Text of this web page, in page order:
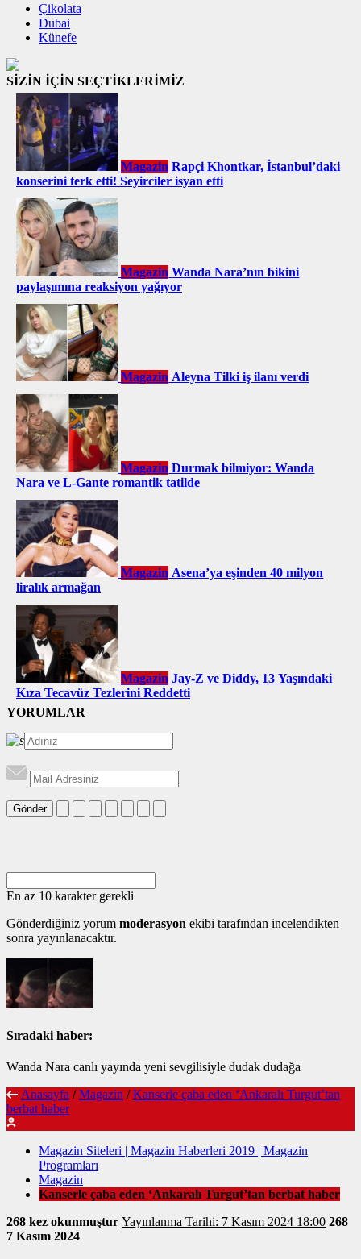
Çikolata
Dubai
Künefe
SİZİN İÇİN SEÇTİKLERİMİZ
Magazin Rapçi Khontkar, İstanbul’daki
konserini terk etti! Seyirciler isyan etti
Magazin Wanda Nara’nın bikini
paylaşımına reaksiyon yağıyor
Magazin Aleyna Tilki iş ilanı verdi
Magazin Durmak bilmiyor: Wanda
Nara ve L-Gante romantik tatilde
Magazin Asena’ya eşinden 40 milyon
liralık armağan
Magazin Jay-Z ve Diddy, 13 Yaşındaki
Kıza Tecavüz Tezlerini Reddetti
YORUMLAR
Gönder
En az 10 karakter gerekli
Gönderdiğiniz yorum moderasyon ekibi tarafından incelendikten
sonra yayınlanacaktır.
Sıradaki haber:
Wanda Nara canlı yayında yeni sevgilisiyle dudak dudağa
Anasayfa / Magazin / Kanserle çaba eden ‘Ankaralı Turgut’tan
berbat haber
Magazin Siteleri | Magazin Haberleri 2019 | Magazin
Programları
Magazin
Kanserle çaba eden ‘Ankaralı Turgut’tan berbat haber
268 kez okunmuştur
Yayınlanma Tarihi: 7 Kasım 2024 18:00 268
7 Kasım 2024